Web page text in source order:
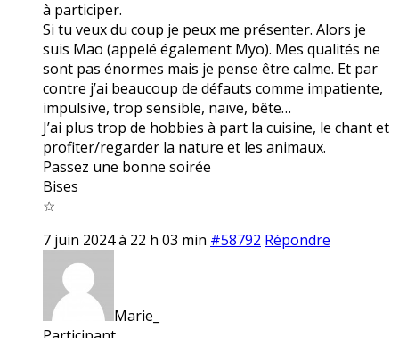
à participer.
Si tu veux du coup je peux me présenter. Alors je
suis Mao (appelé également Myo). Mes qualités ne
sont pas énormes mais je pense être calme. Et par
contre j’ai beaucoup de défauts comme impatiente,
impulsive, trop sensible, naïve, bête…
J’ai plus trop de hobbies à part la cuisine, le chant et
profiter/regarder la nature et les animaux.
Passez une bonne soirée
Bises
☆
7 juin 2024 à 22 h 03 min #58792 Répondre
Marie_